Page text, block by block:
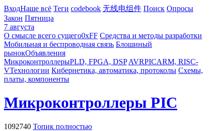
ВходНаше всё Теги codebook 无线电组件 Поиск Опросы
Закон Пятница
7 августа
О смысле всего сущего0xFF Средства и методы разработки
Мобильная и беспроводная связь Блошиный
рынокОбъявления
МикроконтроллерыPLD, FPGA, DSP AVRPICARM, RISC-
VТехнологии Кибернетика, автоматика, протоколы Схемы,
платы, компоненты
Микроконтроллеры PIC
1092740 Топик полностью